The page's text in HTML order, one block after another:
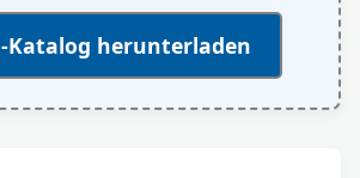
Katalog herunterladen